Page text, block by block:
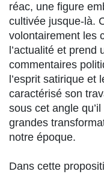
réac, une figure
cultivée jusque-là.
volontairement les
l’actualité et
commentaires
l’esprit satirique
caractérisé son
sous cet angle
grandes
notre époque.
Dans cette